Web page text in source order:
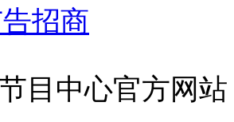
招商
目中心官方网站